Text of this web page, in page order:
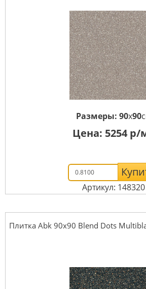
Размеры: 90x90
Цена: 5254 р/
Артикул: 148320
Плитка Abk 90x90 Blend Dots